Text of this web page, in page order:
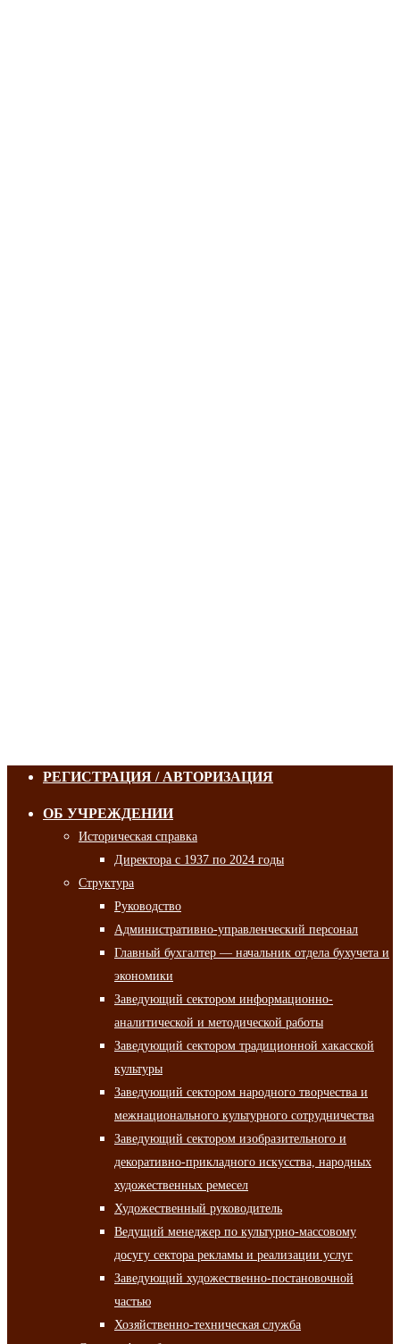
РЕГИСТРАЦИЯ / АВТОРИЗАЦИЯ
ОБ УЧРЕЖДЕНИИ
Историческая справка
Директора с 1937 по 2024 годы
Структура
Руководство
Административно-управленческий персонал
Главный бухгалтер — начальник отдела бухучета и
экономики
Заведующий сектором информационно-
аналитической и методической работы
Заведующий сектором традиционной хакасской
культуры
Заведующий сектором народного творчества и
межнационального культурного сотрудничества
Заведующий сектором изобразительного и
декоративно-прикладного искусства, народных
художественных ремесел
Художественный руководитель
Ведущий менеджер по культурно-массовому
досугу сектора рекламы и реализации услуг
Заведующий художественно-постановочной
частью
Хозяйственно-техническая служба